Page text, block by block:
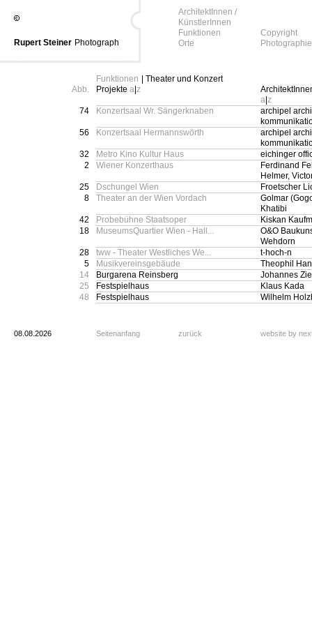
Rupert Steiner Photograph
ArchitektInnen /
KünstlerInnen
Funktionen
Orte
Copyright
Photographie
Funktionen
| Theater und Konzert
Abb.
Projekte a z
a z
74
Konzertsaal Wr. Sängerknaben
archipel
56
Konzertsaal Hermannswörth
archipel
32
Metro Kino Kultur Haus
eichinger
2
Wiener Konzerthaus
Ferdinand
Helmer,
25
Dschungel Wien
Froetscher
8
Theater an der Wien Vordach
Golmar
Khatibi
42
Probebühne Staatsoper
Kiskan
18
MuseumsQuartier Wien - Hall...
O&O
Wehdorn
28
tww - Theater Westliches We...
t-hoch-n
5
Musikvereinsgebäude
Theophil
14
Burgarena Reinsberg
Johannes
25
Festspielhaus
Klaus Kada
48
Festspielhaus Wilhelm
08.08.2026 Seitenanfang zurück website by